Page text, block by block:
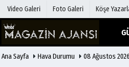
Video Galeri Foto Galeri Köşe
Hava
Ana Sayfa Hava Durumu 08 Ağustos